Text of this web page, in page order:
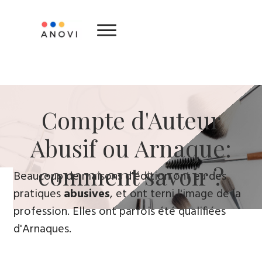
​Compte d'Auteur
Abusif ou Arnaque:
comment savoir ?
​Beaucoup de maisons d'édition ont eu des
pratiquesabusives, ​et ont terni l'image de la
profession. Elles ont parfois été qualifiées
d'Arnaques.